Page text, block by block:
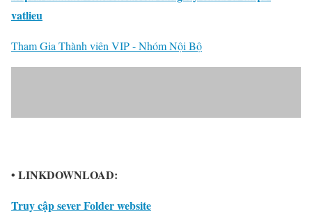
vatlieu
Tham Gia Thành viên VIP - Nhóm Nội Bộ
• LINKDOWNLOAD:
Truy cập sever Folder website